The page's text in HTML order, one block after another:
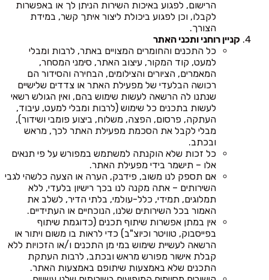
הרישום, לפגוע באיכות השירות הניתן לך או באפשרות
לקבלו, וכן לפגוע ביכולת ליצור איתך קשר, במידת
הצורך.
קניין רוחני ותכני האתר
כל התכנים והחומרים המצויים באתר, לרבות ומבלי
למעט, קוד המקור, עיצוב האתר, סימני המסחר,
המאמרים, הציורים והצילומים, הבחירה והסידור הם
רכושה הבלעדי של מפעילת האתר או צדדים שלישיים
שנתנו לה הרשאה לעשות שימוש בהם, ואין הגולש רשאי
לעשות בתכנים כל שימוש (לרבות ומבלי למעט, עיבוד,
העתקה, פרסום, הפצה, משלוח, ביצוע פומבי ושידור),
מבלי לקבל את הסכמת מפעילת האתר לכך, מראש
ובכתב.
כל זכות שלא הוקנתה למשתמש במפורש על פי תנאים
אלו – תישמר בידי מפעילת האתר.
אם תספק לנו משוב, פידבק, הערה או הצעה כלשהי לגבי
השירותים – אתה מקנה לנו בכך רישיון בלעדי, ללא
תמלוגים, תמידי, כלל-עולמי, בלתי הדיר, לשלב את
האמור בכל השירותים שלנו, הנוכחיים או העתידיים.
אין במתן אפשרות שיתוף תכנים (כדוגמת שיתוף
בפייסבוק, טוויטר וכיוצ"ב) כדי לראות בו משום ויתור או
הרשאה לעשיית שימוש במי מן התכנים ו/או הזכויות ללא
קבלת אישור מפורש מראש ובכתב, לרבות העתקת
התכנים שלא באמצעות שיתופם באמצעות האתר.